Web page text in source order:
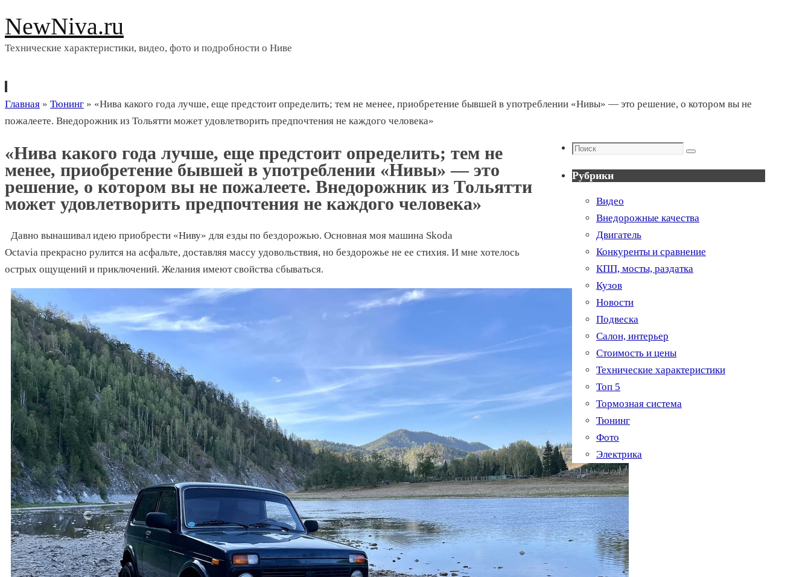
NewNiva.ru
Технические характеристики, видео, фото и подробности о Ниве
Перейти
к
Главная » Тюнинг » «Нива какого года лучше, еще предстоит определить; тем не менее, приобретение бывшей в употреблении «Нивы» — это решение, о котором вы не
пожалеете. Внедорожник из Тольятти может удовлетворить предпочтения не каждого человека»
«Нива какого года лучше, еще предстоит определить; тем не
менее, приобретение бывшей в употреблении «Нивы» — это
решение, о котором вы не пожалеете. Внедорожник из Тольятти
может удовлетворить предпочтения не каждого человека»
Давно вынашивал идею приобрести «Ниву» для езды по бездорожью. Основная моя машина Skoda
Octavia прекрасно рулится на асфальте, доставляя массу удовольствия, но бездорожье не ее стихия. И мне хотелось
острых ощущений и приключений. Желания имеют свойства сбываться.
Поиск
Поиск
Рубрики
Видео
Внедорожные качества
Двигатель
Конкуренты и сравнение
КПП, мосты, раздатка
Кузов
Новости
Подвеска
Салон, интерьер
Стоимость и цены
Технические характеристики
Топ 5
Тормозная система
Тюнинг
Фото
Электрика